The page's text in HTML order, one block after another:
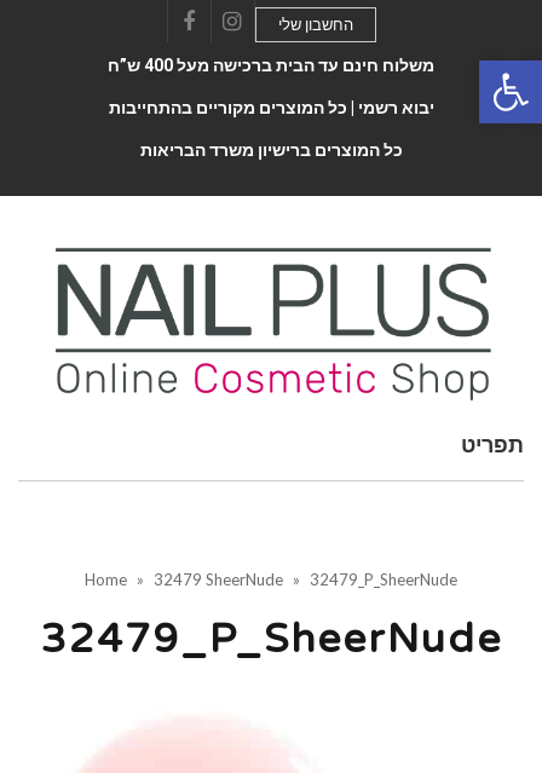
FacebookInstagram
החשבון שלי
משלוח חינם עד הבית ברכישה מעל 400 ש”ח
יבוא רשמי | כל המוצרים מקוריים בהתחייבות
כל המוצרים ברישיון משרד הבריאות
Toggle
תפריט
Home » 32479 SheerNude » 32479_P_SheerNude
32479_P_SheerNude